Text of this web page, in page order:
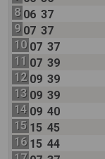
8 06 37
9 07 37
10 07 37
11 07 39
12 09 39
13 09 39
14 09 40
15 15 45
16 15 44